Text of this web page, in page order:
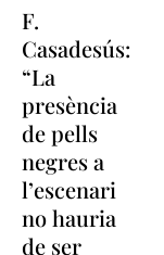
F.
Casadesús:
“La
presència
de pells
negres a
l’escenari
no hauria
de ser